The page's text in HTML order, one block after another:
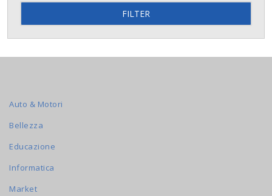
FILTER
Auto & Motori
Bellezza
Educazione
Informatica
Market